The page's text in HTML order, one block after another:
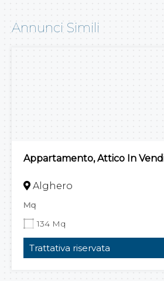
Annunci Simili
Appartamento, Attico In
Alghero
Mq
134 Mq
Trattativa riservata